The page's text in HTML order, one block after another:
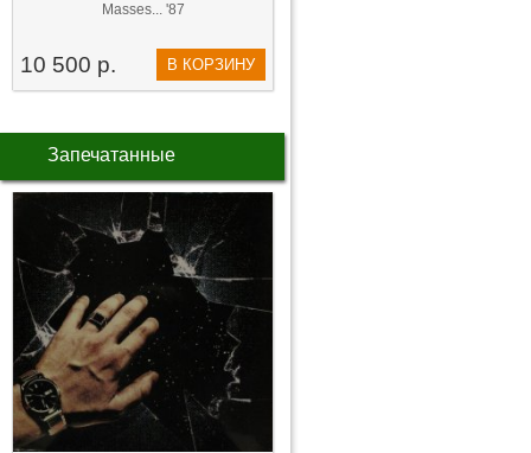
Masses... '87
10 500 р. В КОРЗИНУ
Запечатанные